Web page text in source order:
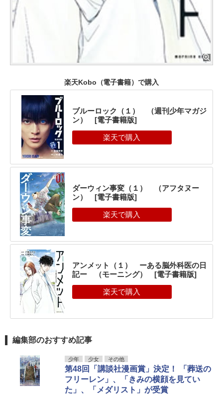
楽天Kobo（電子書籍）で購入
ブルーロック（１） （週刊少年マガジ
ン） [電子書籍版]
ダーウィン事変（１） （アフタヌー
ン） [電子書籍版]
アンメット（１） ーある脳外科医の日
記ー （モーニング） [電子書籍版]
編集部のおすすめ記事
少年 少女 その他
第48回「講談社漫画賞」決定！ 「葬送の
フリーレン」、「きみの横顔を見てい
た」、「メダリスト」が受賞